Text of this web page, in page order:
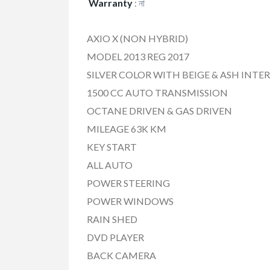
Warranty : না
AXIO X (NON HYBRID)
MODEL 2013 REG 2017
SILVER COLOR WITH BEIGE & ASH
1500 CC AUTO TRANSMISSION
OCTANE DRIVEN & GAS DRIVEN
MILEAGE 63K KM
KEY START
ALL AUTO
POWER STEERING
POWER WINDOWS
RAIN SHED
DVD PLAYER
BACK CAMERA